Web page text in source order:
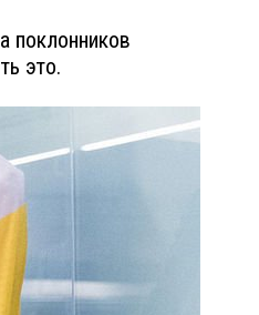
поклонников
это.